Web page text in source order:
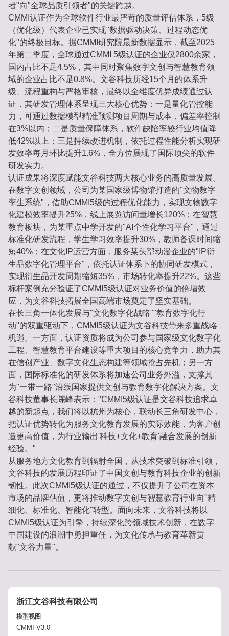
者"向"全球品质引领者"的关键跨越。
CMMI认证作为全球软件行业最严苛的质量评估体系，5级
（优化级）代表企业已实现"数据驱动决策、过程动态优
化"的终极目标。据CMMI研究院最新数据显示，截至2025
年第二季度，全球通过CMMI 5级认证的企业仅2800余家，
国内占比不足4.5%，其中同时聚焦数字文创与智慧教育领
域的企业占比不足0.8%。文谷科技历经15个月的体系升
级、流程重构与严格审核，最终以全维度优异成绩通过认
证，其研发管理体系呈现三大核心优势：一是量化管控能
力，可通过数据模型精准预测项目周期与成本，偏差率控制
在3%以内；二是质量保障体系，软件缺陷率较行业均值降
低42%以上；三是持续改进机制，依托过程性能分析实现研
发效率每月环比提升1.6%，全方位展现了国际顶尖的软件
研发实力。
认证成果将深度赋能文谷科技两大核心业务的高质量发展。
在数字文创领域，公司为某国家级博物馆打造的"文物数字
孪生系统"，借助CMMI5级的过程优化能力，实现文物数字
化建模效率提升25%，线上展览访问量增长120%；在智慧
教育板块，为某重点中学开发的"AI个性化学习平台"，通过
标准化研发流程，学生学习效率提升30%，教师备课时间缩
短40%；在文化IP运营方面，服务某头部动漫企业的"IP衍
生品数字化管理平台"，依托认证体系下的协同研发模式，
实现衍生品开发周期缩短35%，市场转化率提升22%。这些
标杆案例充分验证了CMMI5级认证对业务价值的倍增效
应，为文谷科技拓展全国高端市场奠定了坚实基础。
在长三角一体化发展与"文化数字化战略""教育数字化行
动"的双重驱动下，CMMI5级认证为文谷科技带来多重战略
机遇。一方面，认证资质将成为公司参与国家级文化数字化
工程、智慧教育平台建设等重大项目的核心竞争力，助力其
在信创产业、数字文化生态构建等领域抢占先机；另一方
面，国际标准化的研发体系将加速公司业务外溢，支撑其
为"一带一路"沿线国家提供文创与教育数字化解决方案。文
谷科技董事长陈峰表示："CMMI5级认证是文谷科技追求卓
越的新起点，我们将以杭州为核心，联动长三角研发中心，
把认证优势转化为服务文化教育发展的实际效能，为客户创
造更高价值，为行业输出'科技+文化+教育'融合发展的创新
经验。"
从服务地方文化教育到辐射全国，从技术突破到标准引领，
文谷科技的发展历程印证了中国文创与教育科技企业的创新
韧性。此次CMMI5级认证的通过，不仅提升了公司在资本
市场的品牌估值，更将推动数字文创与智慧教育行业向"精
细化、标准化、智能化"转型。面向未来，文谷科技将以
CMMI5级认证为引擎，持续深化跨领域技术创新，在数字
中国建设的浪潮中勇担重任，为文化传承与教育革新贡
献"文谷力量"。
浙江文谷科技有限公司
模型视图
CMMI V3.0